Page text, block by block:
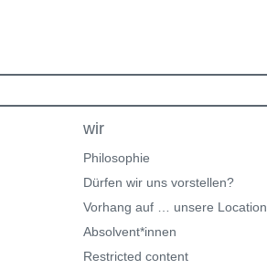
wir
Philosophie
Dürfen wir uns vorstellen?
Vorhang auf … unsere Location
Absolvent*innen
Restricted content